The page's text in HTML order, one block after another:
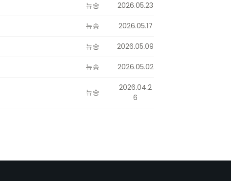
뉴송 2026.05.23
뉴송 2026.05.17
뉴송 2026.05.09
뉴송 2026.05.02
뉴송
2026.04.2
6